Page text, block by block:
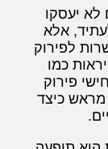
יעסקו
אלא
לפירוק
כמו
פירוק
מראש כיצד